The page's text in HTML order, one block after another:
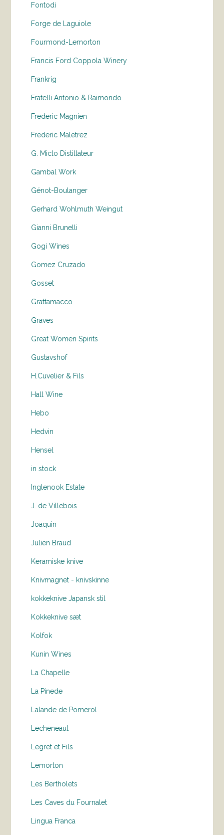
Fontodi
Forge de Laguiole
Fourmond-Lemorton
Francis Ford Coppola Winery
Frankrig
Fratelli Antonio & Raimondo
Frederic Magnien
Frederic Maletrez
G. Miclo Distillateur
Gambal Work
Génot-Boulanger
Gerhard Wohlmuth Weingut
Gianni Brunelli
Gogi Wines
Gomez Cruzado
Gosset
Grattamacco
Graves
Great Women Spirits
Gustavshof
H.Cuvelier & Fils
Hall Wine
Hebo
Hedvin
Hensel
in stock
Inglenook Estate
J. de Villebois
Joaquin
Julien Braud
Keramiske knive
Knivmagnet - knivskinne
kokkeknive Japansk stil
Kokkeknive sæt
Kolfok
Kunin Wines
La Chapelle
La Pinede
Lalande de Pomerol
Lecheneaut
Legret et Fils
Lemorton
Les Bertholets
Les Caves du Fournalet
Lingua Franca